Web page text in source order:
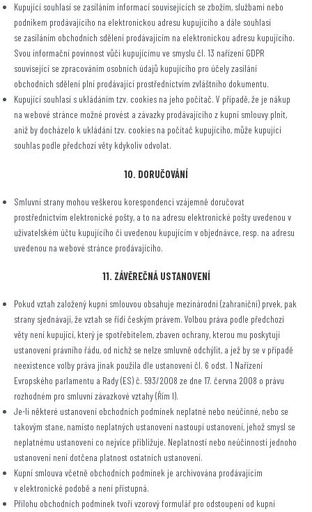
Kupující souhlasí se zasíláním informací souvisejících se zbožím, službami nebo
podnikem prodávajícího na elektronickou adresu kupujícího a dále souhlasí
se zasíláním obchodních sdělení prodávajícím na elektronickou adresu kupujícího.
Svou informační povinnost vůči kupujícímu ve smyslu čl. 13 nařízení GDPR
související se zpracováním osobních údajů kupujícího pro účely zasílání
obchodních sdělení plní prodávající prostřednictvím zvláštního dokumentu.
Kupující souhlasí s ukládáním tzv. cookies na jeho počítač. V případě, že je nákup
na webové stránce možné provést a závazky prodávajícího z kupní smlouvy plnit,
aniž by docházelo k ukládání tzv. cookies na počítač kupujícího, může kupující
souhlas podle předchozí věty kdykoliv odvolat.
10. DORUČOVÁNÍ
Smluvní strany mohou veškerou korespondenci vzájemně doručovat
prostřednictvím elektronické pošty, a to na adresu elektronické pošty uvedenou v
uživatelském účtu kupujícího či uvedenou kupujícím v objednávce, resp. na adresu
uvedenou na webové stránce prodávajícího.
11. ZÁVĚREČNÁ USTANOVENÍ
Pokud vztah založený kupní smlouvou obsahuje mezinárodní (zahraniční) prvek, pak
strany sjednávají, že vztah se řídí českým právem. Volbou práva podle předchozí
věty není kupující, který je spotřebitelem, zbaven ochrany, kterou mu poskytují
ustanovení právního řádu, od nichž se nelze smluvně odchýlit, a jež by se v případě
neexistence volby práva jinak použila dle ustanovení čl. 6 odst. 1 Nařízení
Evropského parlamentu a Rady (ES) č. 593/2008 ze dne 17. června 2008 o právu
rozhodném pro smluvní závazkové vztahy (Řím I).
Je-li některé ustanovení obchodních podmínek neplatné nebo neúčinné, nebo se
takovým stane, namísto neplatných ustanovení nastoupí ustanovení, jehož smysl se
neplatnému ustanovení co nejvíce přibližuje. Neplatností nebo neúčinností jednoho
ustanovení není dotčena platnost ostatních ustanovení.
Kupní smlouva včetně obchodních podmínek je archivována prodávajícím
v elektronické podobě a není přístupná.
Přílohu obchodních podmínek tvoří vzorový formulář pro odstoupení od kupní